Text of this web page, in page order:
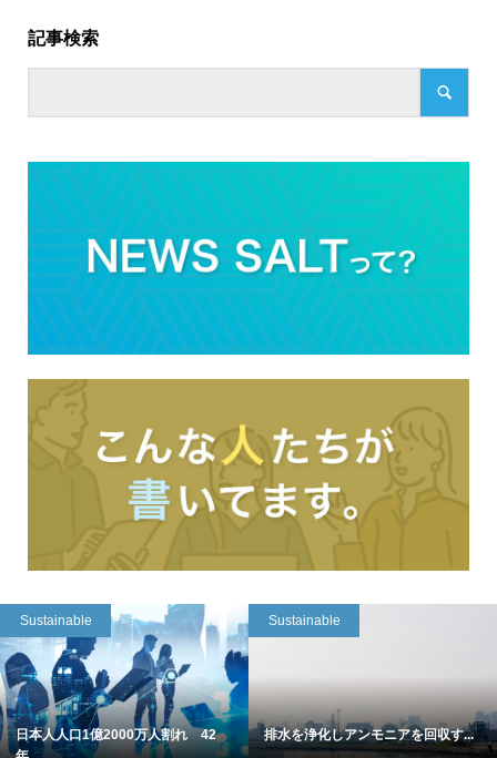
記事検索
Sustainable
日本人人口1億2000万人割れ 42
Sustainable
排水を浄化しアンモニアを回収す...